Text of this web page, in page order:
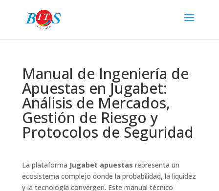
Manual de Ingeniería de
Apuestas en Jugabet:
Análisis de Mercados,
Gestión de Riesgo y
Protocolos de Seguridad
La plataforma Jugabet apuestas representa un
ecosistema complejo donde la probabilidad, la liquidez
y la tecnología convergen. Este manual técnico